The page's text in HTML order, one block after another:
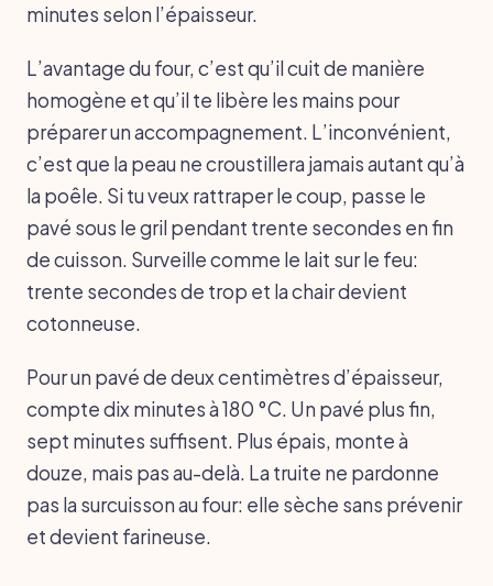
minutes selon l’épaisseur.
L’avantage du four, c’est qu’il cuit de manière
homogène et qu’il te libère les mains pour
préparer un accompagnement. L’inconvénient,
c’est que la peau ne croustillera jamais autant qu’à
la poêle. Si tu veux rattraper le coup, passe le
pavé sous le gril pendant trente secondes en fin
de cuisson. Surveille comme le lait sur le feu:
trente secondes de trop et la chair devient
cotonneuse.
Pour un pavé de deux centimètres d’épaisseur,
compte dix minutes à 180 °C. Un pavé plus fin,
sept minutes suffisent. Plus épais, monte à
douze, mais pas au-delà. La truite ne pardonne
pas la surcuisson au four: elle sèche sans prévenir
et devient farineuse.